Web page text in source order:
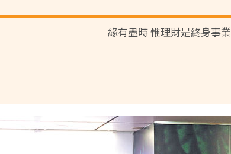
緣有盡時 惟理財是終身事業